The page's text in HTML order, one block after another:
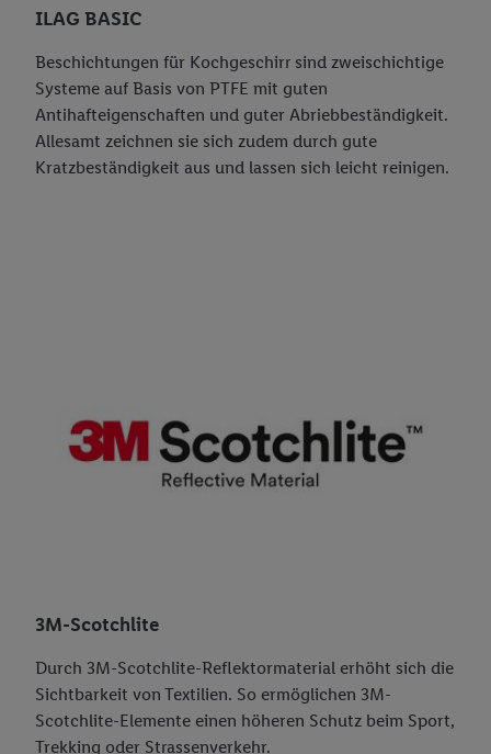
ILAG BASIC
Beschichtungen für Kochgeschirr sind zweischichtige
Systeme auf Basis von PTFE mit guten
Antihafteigenschaften und guter Abriebbeständigkeit.
Allesamt zeichnen sie sich zudem durch gute
Kratzbeständigkeit aus und lassen sich leicht reinigen.
3M-Scotchlite
Durch 3M-Scotchlite-Reflektormaterial erhöht sich die
Sichtbarkeit von Textilien. So ermöglichen 3M-
Scotchlite-Elemente einen höheren Schutz beim Sport,
Trekking oder Strassenverkehr.